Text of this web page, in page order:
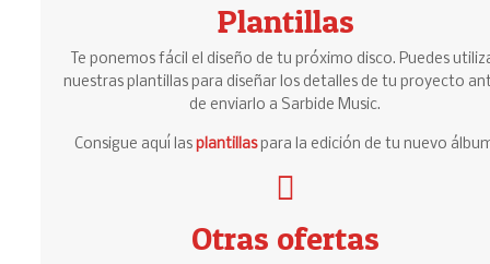
Plantillas
Te ponemos fácil el diseño de tu próximo disco. Puedes
nuestras plantillas para diseñar los detalles de tu proyecto
de enviarlo a Sarbide Music.
Consigue aquí las plantillaspara la edición de tu nuevo
Otras ofertas